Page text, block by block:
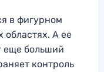
в фигурном
областях. А ее
еще больший
контроль